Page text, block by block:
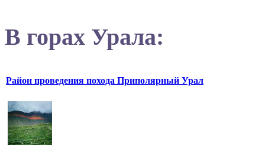
В горах Урала:
Район проведения похода Приполярный Урал